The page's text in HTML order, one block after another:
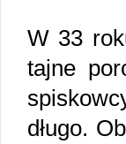
W 33
tajne
długo.